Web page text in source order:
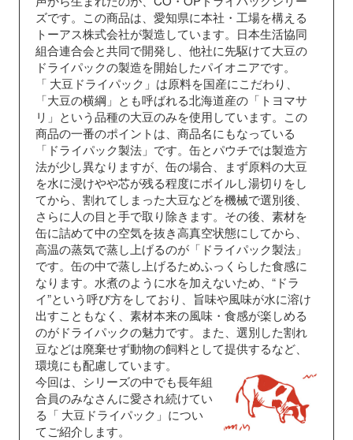
ズです。この商品は、愛知県に本社・工場を構える
トーアス株式会社が製造しています。日本生活協同
組合連合会と共同で開発し、他社に先駆けて大豆の
ドライパックの製造を開始したパイオニアです。
「 大豆ドライパック」は原料を国産にこだわり、
「大豆の横綱」とも呼ばれる北海道産の「トヨマサ
リ」という品種の大豆のみを使用しています。この
商品の一番のポイントは、商品名にもなっている
「ドライパック製法」です。缶とパウチでは製造方
法が少し異なりますが、缶の場合、まず原料の大豆
を水に浸けやや芯が残る程度にボイルし湯切りをし
てから、割れてしまった大豆などを機械で選別後、
さらに人の目と手で取り除きます。その後、素材を
缶に詰めて中の空気を抜き高真空状態にしてから、
高温の蒸気で蒸し上げるのが「ドライパック製法」
です。缶の中で蒸し上げるためふっくらした食感に
なります。水煮のように水を加えないため、“ドラ
イ”という呼び方をしており、旨味や風味が水に溶け
出すこともなく、素材本来の風味・食感が楽しめる
のがドライパックの魅力です。また、選別した割れ
豆などは廃棄せず動物の飼料として提供するなど、
環境にも配慮しています。
今回は、シリーズの中でも長年組
合員のみなさんに愛され続けてい
る「 大豆ドライパック」につい
てご紹介します。